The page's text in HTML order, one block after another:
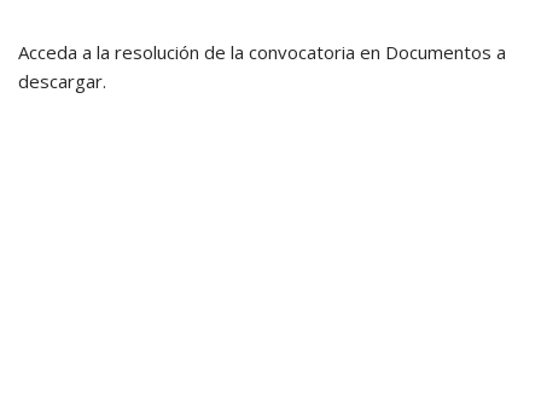
Acceda a la resolución de la convocatoria en Documentos a
descargar.